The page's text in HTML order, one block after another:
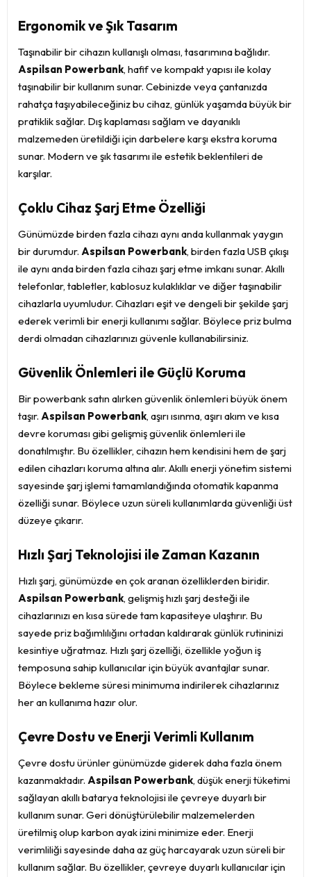
Ergonomik ve Şık Tasarım
Taşınabilir bir cihazın kullanışlı olması, tasarımına bağlıdır.
Aspilsan Powerbank, hafif ve kompakt yapısı ile kolay
taşınabilir bir kullanım sunar. Cebinizde veya çantanızda
rahatça taşıyabileceğiniz bu cihaz, günlük yaşamda büyük bir
pratiklik sağlar. Dış kaplaması sağlam ve dayanıklı
malzemeden üretildiği için darbelere karşı ekstra koruma
sunar. Modern ve şık tasarımı ile estetik beklentileri de
karşılar.
Çoklu Cihaz Şarj Etme Özelliği
Günümüzde birden fazla cihazı aynı anda kullanmak yaygın
bir durumdur. Aspilsan Powerbank, birden fazla USB çıkışı
ile aynı anda birden fazla cihazı şarj etme imkanı sunar. Akıllı
telefonlar, tabletler, kablosuz kulaklıklar ve diğer taşınabilir
cihazlarla uyumludur. Cihazları eşit ve dengeli bir şekilde şarj
ederek verimli bir enerji kullanımı sağlar. Böylece priz bulma
derdi olmadan cihazlarınızı güvenle kullanabilirsiniz.
Güvenlik Önlemleri ile Güçlü Koruma
Bir powerbank satın alırken güvenlik önlemleri büyük önem
taşır. Aspilsan Powerbank, aşırı ısınma, aşırı akım ve kısa
devre koruması gibi gelişmiş güvenlik önlemleri ile
donatılmıştır. Bu özellikler, cihazın hem kendisini hem de şarj
edilen cihazları koruma altına alır. Akıllı enerji yönetim sistemi
sayesinde şarj işlemi tamamlandığında otomatik kapanma
özelliği sunar. Böylece uzun süreli kullanımlarda güvenliği üst
düzeye çıkarır.
Hızlı Şarj Teknolojisi ile Zaman Kazanın
Hızlı şarj, günümüzde en çok aranan özelliklerden biridir.
Aspilsan Powerbank, gelişmiş hızlı şarj desteği ile
cihazlarınızı en kısa sürede tam kapasiteye ulaştırır. Bu
sayede priz bağımlılığını ortadan kaldırarak günlük rutininizi
kesintiye uğratmaz. Hızlı şarj özelliği, özellikle yoğun iş
temposuna sahip kullanıcılar için büyük avantajlar sunar.
Böylece bekleme süresi minimuma indirilerek cihazlarınız
her an kullanıma hazır olur.
Çevre Dostu ve Enerji Verimli Kullanım
Çevre dostu ürünler günümüzde giderek daha fazla önem
kazanmaktadır. Aspilsan Powerbank, düşük enerji tüketimi
sağlayan akıllı batarya teknolojisi ile çevreye duyarlı bir
kullanım sunar. Geri dönüştürülebilir malzemelerden
üretilmiş olup karbon ayak izini minimize eder. Enerji
verimliliği sayesinde daha az güç harcayarak uzun süreli bir
kullanım sağlar. Bu özellikler, çevreye duyarlı kullanıcılar için